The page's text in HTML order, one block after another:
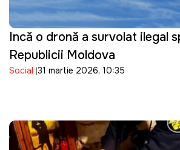
Incă o dronă a survolat ilegal
Republicii Moldova
Social 31 martie 2026, 10:35